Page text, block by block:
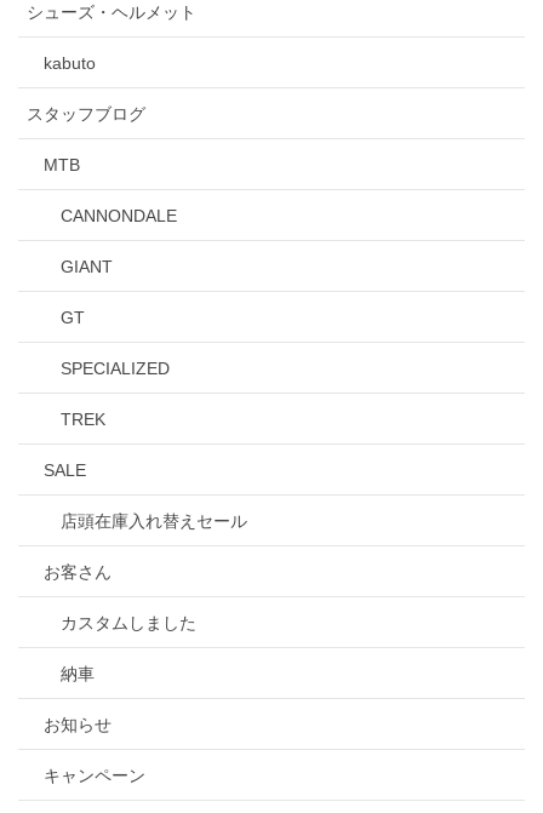
シューズ・ヘルメット
kabuto
スタッフブログ
MTB
CANNONDALE
GIANT
GT
SPECIALIZED
TREK
SALE
店頭在庫入れ替えセール
お客さん
カスタムしました
納車
お知らせ
キャンペーン